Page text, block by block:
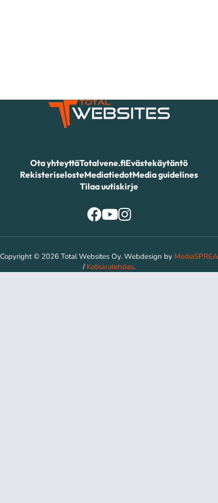
Ota yhteyttäTotalvene.fiEvästekäytäntö
RekisteriselosteMediatiedotMedia guidelines
Tilaa uutiskirje
Copyright © 2026 Total Websites Oy. Webdesign by MediaSPREA
/ Kotisivutehdas.